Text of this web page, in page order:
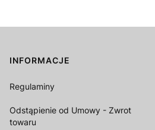
Linki w stopce
INFORMACJE
Regulaminy
Odstąpienie od Umowy - Zwrot
towaru